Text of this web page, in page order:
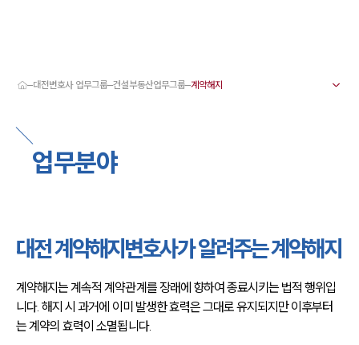
서울·대전변호사
대전형사전문변호사
대전이혼전문변호사
대전학교폭력변호사
대전변호사 주요 업무사례
대전 분사무소 오시는 길
채용정보
대전변호사 업무그룹 건설부동산업무그룹
업무분야
대전 계약해지변호사가 알려주는 계약해지
계약해지는 계속적 계약관계를 장래에 향하여 종료시키는 법적 행위입
니다. 해지 시 과거에 이미 발생한 효력은 그대로 유지되지만 이후부터
는 계약의 효력이 소멸됩니다.